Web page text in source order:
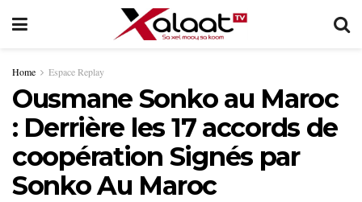
Home Espace Replay
Ousmane Sonko au Maroc
: Derrière les 17 accords de
coopération Signés par
Sonko Au Maroc